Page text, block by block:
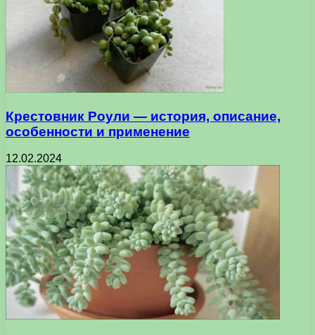
Крестовник Роули — история, описание,
особенности и применение
12.02.2024